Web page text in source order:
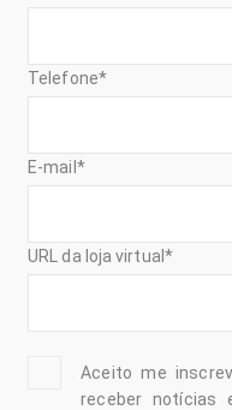
Telefone*
E-mail *
URL da loja virtual *
Aceito me
receber notícias